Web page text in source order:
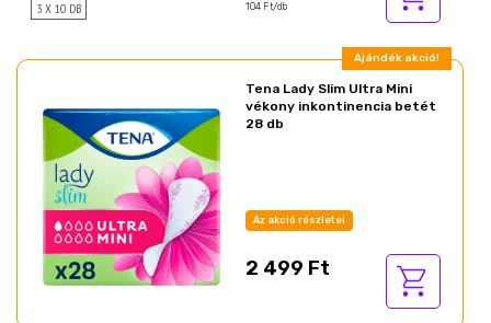
3 X 10 DB 104 Ft/db
Ajándék akció!
Tena Lady Slim Ultra Mini
vékony inkontinencia betét
28 db
Az akció részletei
2 499 Ft